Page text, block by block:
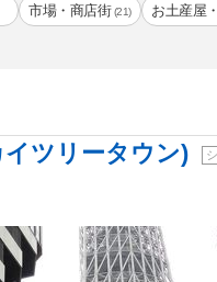
市場・商店街 (21) お土産屋
ツリータウン)